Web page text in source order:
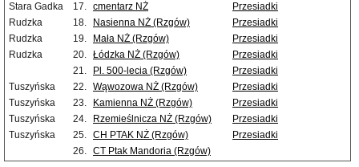
Stara Gadka
17. cmentarz NŻ
Przesiadki
Rudzka
18. Nasienna NŻ (Rzgów)
Przesiadki
Rudzka
19. Mała NŻ (Rzgów)
Przesiadki
Rudzka
20. Łódzka NŻ (Rzgów)
Przesiadki
21.
Pl. 500-lecia (Rzgów)
Przesiadki
Tuszyńska
22. Wąwozowa NŻ (Rzgów)
Przesiadki
Tuszyńska
23. Kamienna NŻ (Rzgów)
Przesiadki
Tuszyńska
24. Rzemieślnicza NŻ (Rzgów)
Przesiadki
Tuszyńska
25. CH PTAK NŻ (Rzgów)
Przesiadki
26. CT Ptak Mandoria (Rzgów)